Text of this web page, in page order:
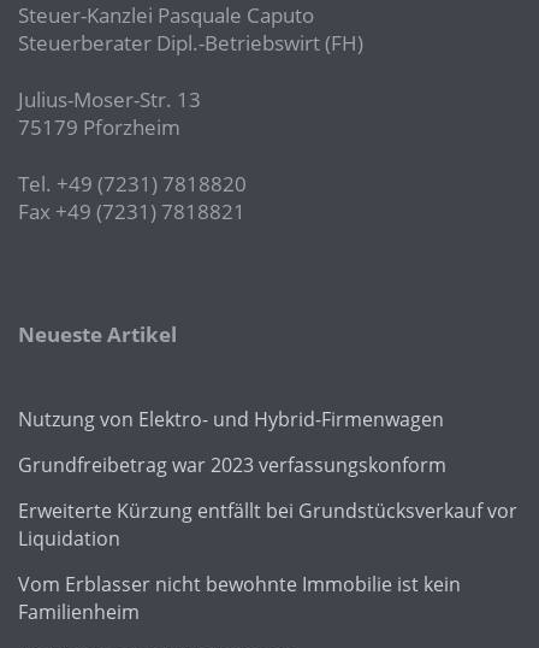
Steuer-Kanzlei Pasquale Caputo
Steuerberater Dipl.-Betriebswirt (FH)
Julius-Moser-Str. 13
75179 Pforzheim
Tel. +49 (7231) 7818820
Fax +49 (7231) 7818821
Neueste Artikel
Nutzung von Elektro- und Hybrid-Firmenwagen
Grundfreibetrag war 2023 verfassungskonform
Erweiterte Kürzung entfällt bei Grundstücksverkauf vor
Liquidation
Vom Erblasser nicht bewohnte Immobilie ist kein
Familienheim